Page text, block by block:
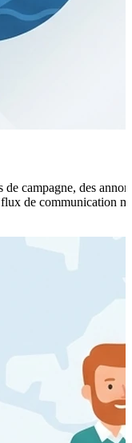
campagne, des
de communication